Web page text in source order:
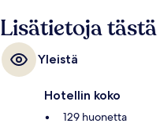
kävelymatkan päässä.
Lisätietoja
Yleistä
Hotellin koko
129 huonetta